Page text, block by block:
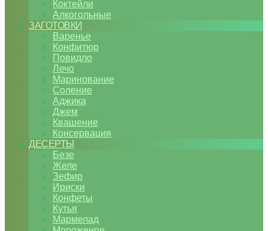
Коктейли
Алкогольные
ЗАГОТОВКИ
Варенье
Конфитюр
Повидло
Лечо
Маринование
Соление
Аджика
Джем
Квашение
Консервация
ДЕСЕРТЫ
Безе
Желе
Зефир
Ириски
Конфеты
Кутья
Мармелад